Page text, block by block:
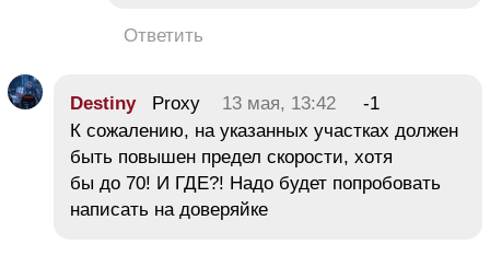
Ответить
DestinyProxy 13 мая, 13:42
-1
К сожалению, на указанных участках должен
быть повышен предел скорости, хотя
бы до 70! И ГДЕ?! Надо будет попробовать
написать на доверяйке